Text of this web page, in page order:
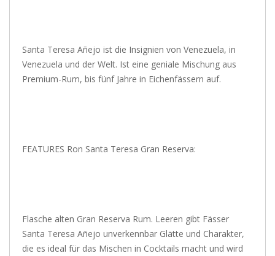
Santa Teresa Añejo ist die Insignien von Venezuela, in
Venezuela und der Welt. Ist eine geniale Mischung aus
Premium-Rum, bis fünf Jahre in Eichenfässern auf.
FEATURES Ron Santa Teresa Gran Reserva:
Flasche alten Gran Reserva Rum. Leeren gibt Fässer
Santa Teresa Añejo unverkennbar Glätte und Charakter,
die es ideal für das Mischen in Cocktails macht und wird